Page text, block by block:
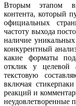
Вторым этапом
контента, который
официальных
частоту выхода
наличие
конкурентный
какие форматы
отклик у целевой
текстовую
включая
реакций и
неудовлетворенные